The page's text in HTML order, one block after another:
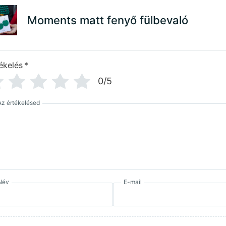
Moments matt fenyő fülbevaló
*
0/5
értékelésed
E-mail